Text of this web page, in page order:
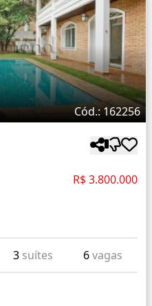
Cód.: 162256
R$ 3.800.000
3 suítes 6vagas